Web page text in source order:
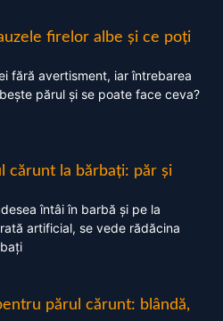
firelor albe și ce poți
fără avertisment, iar întrebarea
părul și se poate face ceva?
cărunt la bărbați: păr și
întâi în barbă și pe la
artificial, se vede rădăcina
părul cărunt: blândă,